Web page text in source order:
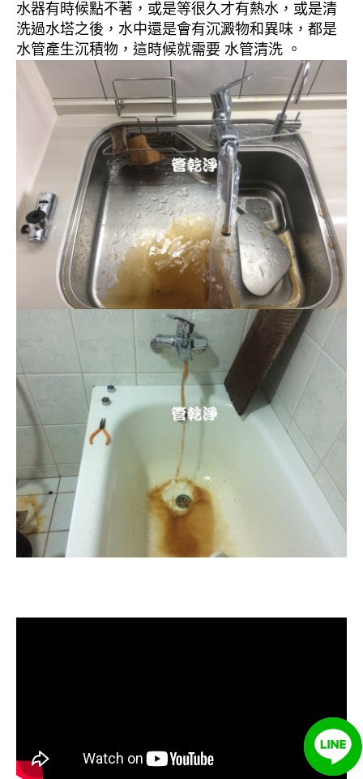
水器有時候點不著，或是等很久才有熱水，或是清
洗過水塔之後，水中還是會有沉澱物和異味，都是
水管產生沉積物，這時候就需要 水管清洗 。